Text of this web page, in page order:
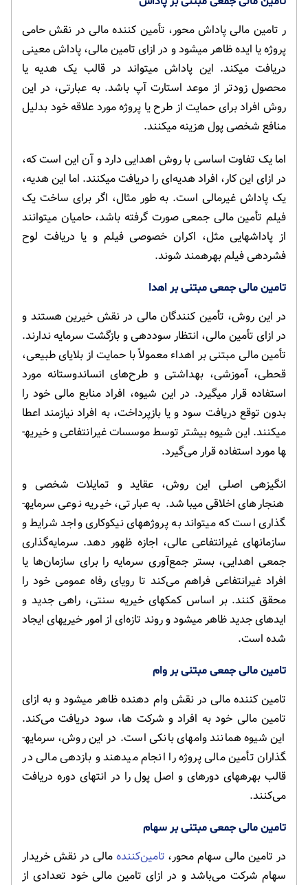
ر تامین مالی پاداش محور، تأمین کننده مالی در نقش حامی
پروژه یا ایده ظاهر می­شود و در ازای تامین مالی، پاداش معینی
دریافت می­کند. این پاداش می­تواند در قالب یک هدیه یا
محصول زودتر از موعد استارت آپ باشد. به عبارتی، در این
روش افراد برای حمایت از طرح یا پروژه مورد علاقه خود بدلیل
منافع شخصی پول هزینه می­کنند.
اما یک تفاوت اساسی با روش اهدایی دارد و آن این است که،
در ازای این کار، افراد هدیه‌ای را دریافت می­کنند. اما این هدیه،
یک پاداش غیرمالی است. به طور مثال، اگر برای ساخت یک
فیلم تأمین مالی جمعی صورت گرفته باشد، حامیان می­توانند
از پاداش­هایی مثل، اکران خصوصی فیلم و یا دریافت لوح
فشرده­ی فیلم بهره­مند شوند.
تامین مالی جمعی مبتنی بر اهدا
در این روش، تأمین کنندگان مالی در نقش خیرین هستند و
در ازای تأمین مالی، انتظار سوددهی و بازگشت سرمایه ندارند.
تأمین مالی مبتنی بر اهداء معمولاً با حمایت از بلایای طبیعی،
قحطی، آموزشی، بهداشتی و طرح‌های انسان­دوستانه مورد
استفاده قرار می­گیرد. در این شیوه، افراد منابع مالی خود را
بدون توقع دریافت سود و یا بازپرداخت، به افراد نیازمند اعطا
می­کنند. این شیوه بیشتر توسط موسسات غیرانتفاعی و خیریه­
ها مورد استفاده قرار می‌­گیرد.
انگیزه­ی اصلی این روش، عقاید و تمایلات شخصی و
هنجارهای اخلاقی می­باشد. به عبارتی، خیریه نوعی سرمایه­
گذاری است که می­تواند به پروژه­های نیکوکاری واجد شرایط و
سازمان­های غیرانتفاعی عالی، اجازه ظهور دهد. سرمایه‌گذاری
جمعی اهدایی، بستر جمع‌آوری سرمایه را برای سازمان‌ها یا
افراد غیرانتفاعی فراهم می‌کند تا رویای رفاه عمومی خود را
محقق کنند. بر اساس کمک­های خیریه سنتی، راهی جدید و
ایده­ای جدید ظاهر می­شود و روند تازه‌ای از امور خیریه­ای ایجاد
شده است.
تامین مالی جمعی مبتنی بر وام
تامین کننده مالی در نقش وام دهنده ظاهر می­شود و به ازای
تامین مالی خود به افراد و شرکت ها، سود دریافت می­‌کند.
این شیوه همانند وام­های بانکی است. در این روش، سرمایه­
گذاران تأمین مالی پروژه را انجام می­دهند و بازدهی مالی در
قالب بهره­های دوره­ای و اصل پول را در انتهای دوره دریافت
می­‌کنند.
تامین مالی جمعی مبتنی بر سهام
در تامین مالی سهام محور، تامین‌کننده مالی در نقش خریدار
سهام شرکت می‌باشد و در ازای تامین مالی خود تعدادی از